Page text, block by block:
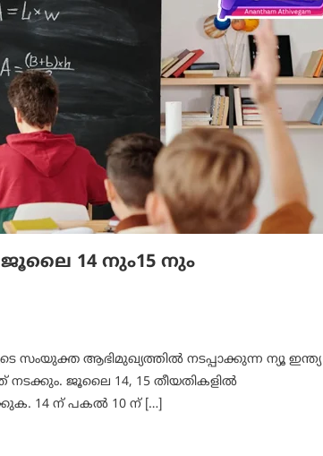
ജൂലൈ 14 നും15 നും
സംയുക്ത ആഭിമുഖ്യത്തിൽ നടപ്പാക്കുന്ന ന്യൂ ഇന്ത്യ
നടക്കും. ജൂലൈ 14, 15 തീയതികളിൽ
14 ന് പകൽ 10 ന് […]